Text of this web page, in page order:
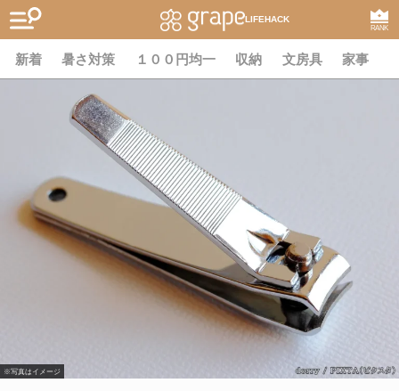
LIFEHACK
RANK
新着 暑さ対策 １００円均一 収納 文房具 家事
※写真はイメージ